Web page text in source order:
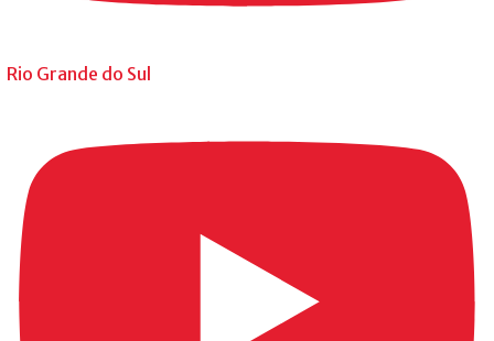
Rio Grande do Sul